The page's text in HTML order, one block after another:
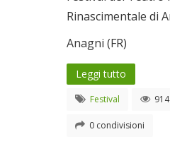
Rinascimentale di
Anagni (FR)
Leggi tutto
Festival
0 condivisioni